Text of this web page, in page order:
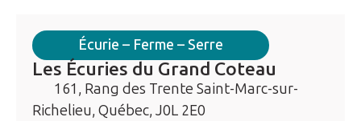
Écurie – Ferme – Serre
Les Écuries du Grand Coteau
161, Rang des Trente Saint-Marc-sur-
Richelieu, Québec, J0L 2E0